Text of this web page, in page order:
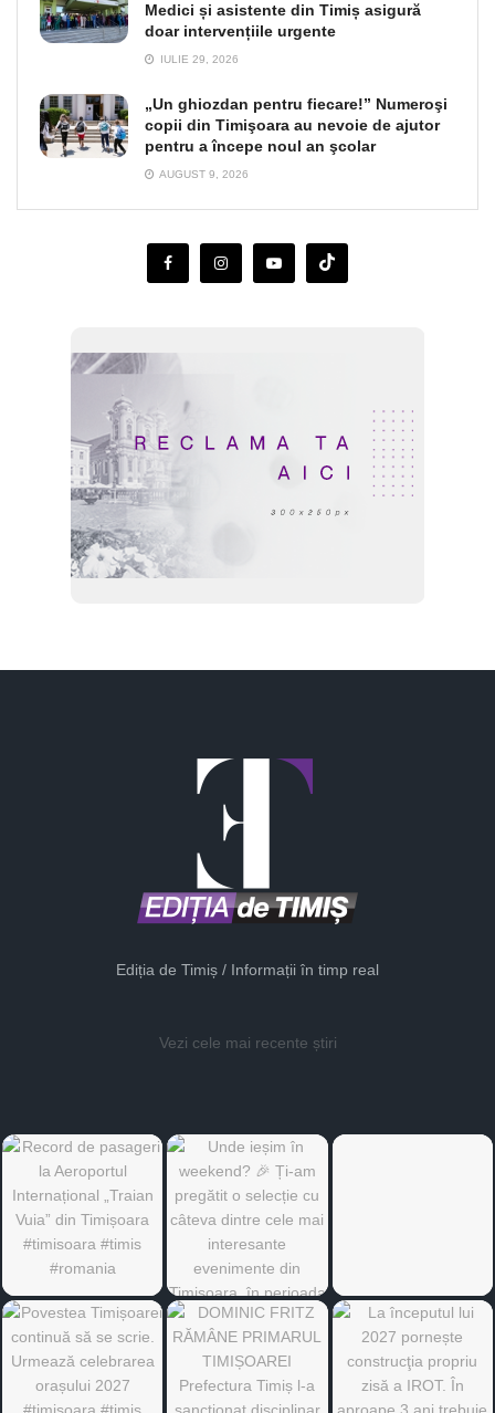
Medici și asistente din Timiș asigură
doar intervențiile urgente
IULIE 29, 2026
„Un ghiozdan pentru fiecare!” Numeroşi
copii din Timişoara au nevoie de ajutor
pentru a începe noul an şcolar
AUGUST 9, 2026
Ediția de Timiș / Informații în timp real
Vezi cele mai recente știri